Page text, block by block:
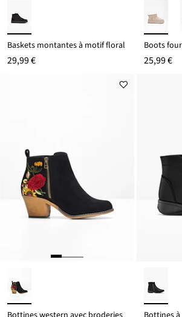
Baskets montantes à motif floral
29,99 €
Boots
25,99 €